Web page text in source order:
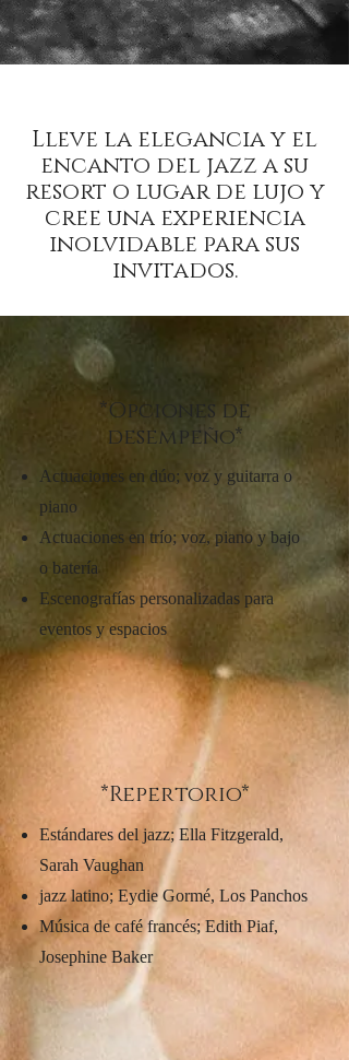
Lleve la elegancia y el
encanto del jazz a su
resort o lugar de lujo y
cree una experiencia
inolvidable para sus
invitados.
*Opciones de
desempeño*
Actuaciones en dúo; voz y guitarra o
piano
Actuaciones en trío; voz, piano y bajo
o batería
Escenografías personalizadas para
eventos y espacios
*Repertorio*
Estándares del jazz; Ella Fitzgerald,
Sarah Vaughan
jazz latino; Eydie Gormé, Los Panchos
Música de café francés; Edith Piaf,
Josephine Baker